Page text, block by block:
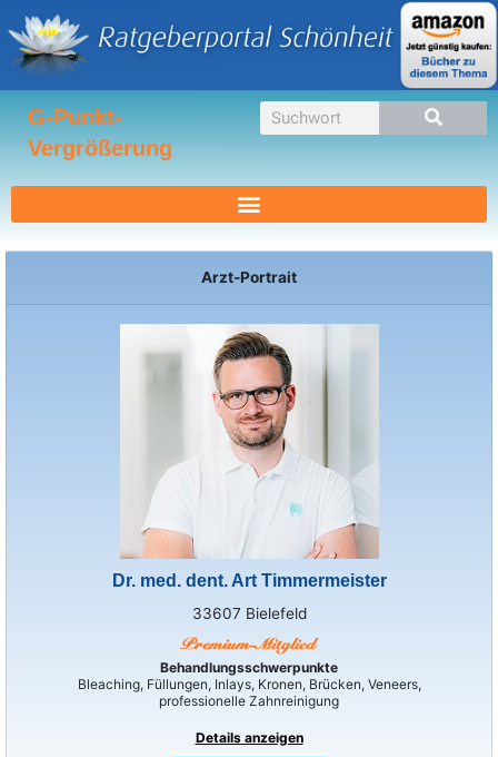
Inhalt
springen
G-Punkt-
Vergrößerung
Suche
Arzt-Portrait
Dr. med. dent. Art Timmermeister
33607 Bielefeld
Behandlungsschwerpunkte
Bleaching, Füllungen, Inlays, Kronen, Brücken, Veneers,
professionelle Zahnreinigung
Details anzeigen